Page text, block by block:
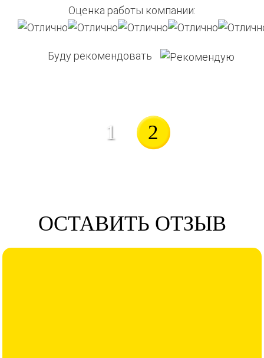
Оценка работы компании:
Буду рекомендовать
1 2
ОСТАВИТЬ ОТЗЫВ